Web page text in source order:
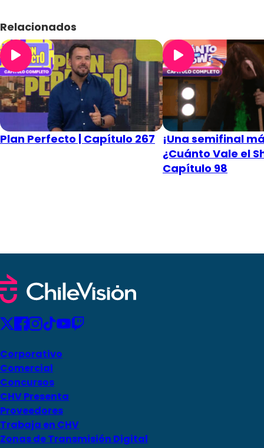
Relacionados
Plan Perfecto | Capítulo 267
¡Una semifinal
¿Cuánto Vale el
Capítulo 98
Corporativo
Comercial
Concursos
CHV Presenta
Proveedores
Trabaja en CHV
Zonas de Transmisión Digital